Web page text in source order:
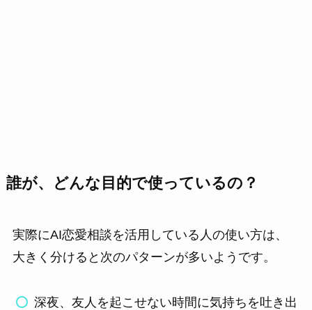
誰が、どんな目的で使っているの？
実際にAI恋愛相談を活用している人の使い方は、
大きく分けると次のパターンが多いようです。
深夜、友人を起こせない時間に気持ちを吐き出